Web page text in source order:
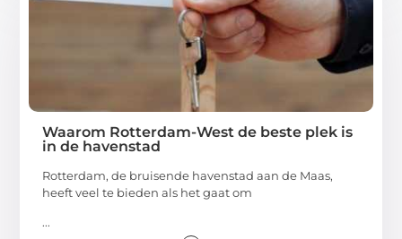
Waarom Rotterdam-West de beste plek is
in de havenstad
Rotterdam, de bruisende havenstad aan de Maas,
heeft veel te bieden als het gaat om
...